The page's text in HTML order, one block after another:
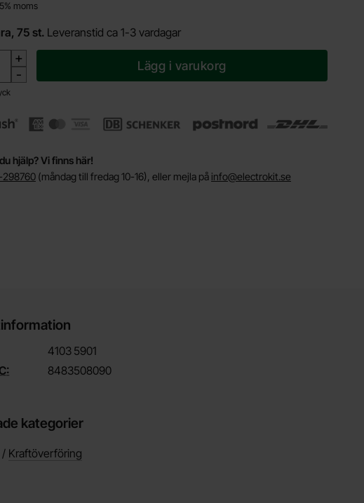
moms
75 st. Leveranstid ca 1-3 vardagar
+
-
Lägg i varukorg
hjälp? Vi finns här!
(måndag till fredag 10-16), eller mejla på info@electrokit.se
4103 5901
8483508090
kategorier
/ Kraftöverföring